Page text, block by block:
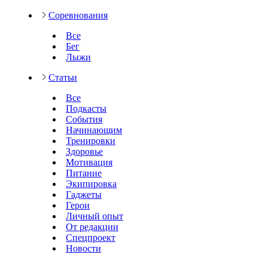
Соревнования
Все
Бег
Лыжи
Статьи
Все
Подкасты
События
Начинающим
Тренировки
Здоровье
Мотивация
Питание
Экипировка
Гаджеты
Герои
Личный опыт
От редакции
Спецпроект
Новости